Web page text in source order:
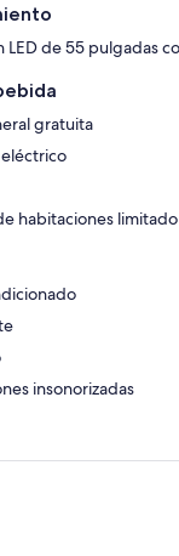
LED de 55 pulgadas
gratuita
habitaciones limitado
insonorizadas